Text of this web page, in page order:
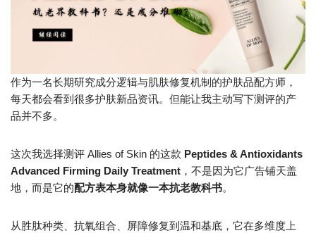
作为一名长期研究成分逻辑与肌肤修复机制的护肤品配方师，
每天都会看到很多护肤新品资讯。但能让我主动写下测评的产
品并不多。
这次我选择测评 Allies of Skin 的这款 Peptides & Antioxidants
Advanced Firming Daily Treatment ，不是因为它广告铺天盖
地，而是它的配方表本身就像一本抗老教科书。
从胜肽种类、抗氧组合、屏障修复到温和基底，它在多维度上